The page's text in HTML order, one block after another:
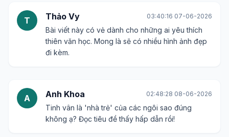
T Thảo Vy 03:40:16 07-06-2026
Bài viết này có vẻ dành cho những ai yêu thích
thiên văn học. Mong là sẽ có nhiều hình ảnh đẹp
đi kèm.
A Anh Khoa 02:48:28 08-06-2026
Tinh vân là 'nhà trẻ' của các ngôi sao đúng
không ạ? Đọc tiêu đề thấy hấp dẫn rồi!